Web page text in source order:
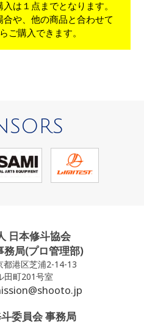
は１点までとなります。
や、他の商品と合わせて
ご購入できます。
日本修斗協会
務局(プロ管理部)
都港区芝浦2-14-13
田町201号室
委員会 事務局